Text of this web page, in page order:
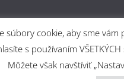
zbor v Martine. Powered by
súbory cookie, aby sme
s používaním
Môžete však navštíviť